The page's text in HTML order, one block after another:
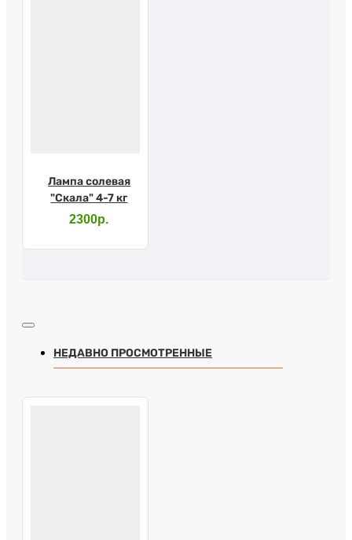
Лампа солевая
"Скала" 4-7 кг
2300р.
НЕДАВНО ПРОСМОТРЕННЫЕ